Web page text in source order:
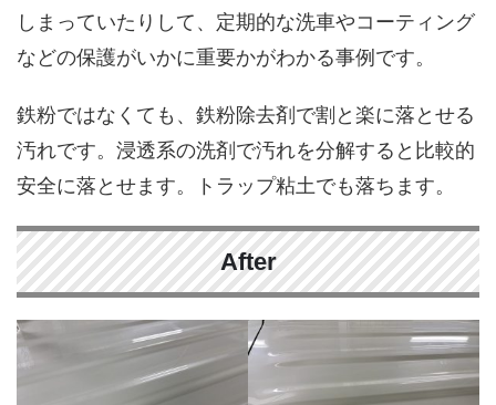
しまっていたりして、定期的な洗車やコーティング
などの保護がいかに重要かがわかる事例です。
鉄粉ではなくても、鉄粉除去剤で割と楽に落とせる
汚れです。浸透系の洗剤で汚れを分解すると比較的
安全に落とせます。トラップ粘土でも落ちます。
After